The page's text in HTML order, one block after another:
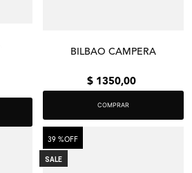
BILBAO CAMPERA
$ 1350,00
COMPRAR
SALE
39 %OFF